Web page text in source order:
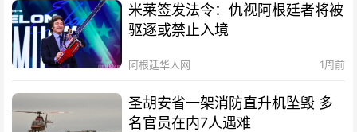
米莱签发法令：仇视阿根廷者将被
驱逐或禁止入境
阿根廷华人网 1周前
圣胡安省一架消防直升机坠毁 多
名官员在内7人遇难